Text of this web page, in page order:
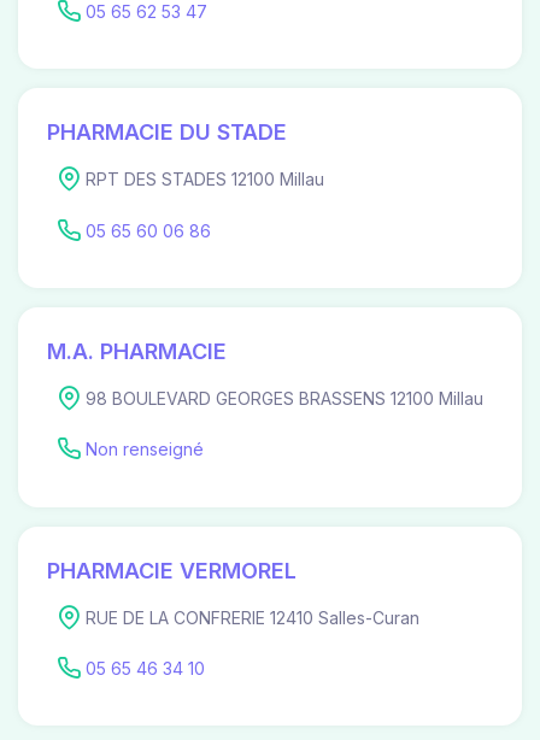
05 65 62 53 47
PHARMACIE DU STADE
RPT DES STADES 12100 Millau
05 65 60 06 86
M.A. PHARMACIE
98 BOULEVARD GEORGES BRASSENS 12100 Millau
Non renseigné
PHARMACIE VERMOREL
RUE DE LA CONFRERIE 12410 Salles-Curan
05 65 46 34 10